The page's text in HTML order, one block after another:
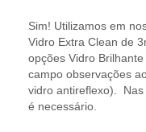
Sim! Utilizamos em
Vidro Extra Clean de
opções Vidro
campo observações
vidro antireflexo).
é necessário.